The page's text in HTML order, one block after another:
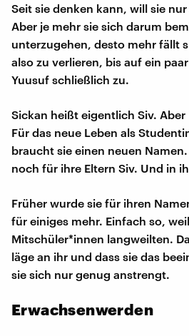
Seit sie denken kann, will sie
Aber je mehr sie sich darum
unterzugehen, desto mehr fällt
also zu verlieren, bis auf ein
Yuusuf schließlich zu.
Sickan heißt eigentlich Siv.
Für das neue Leben als
braucht sie einen neuen
noch für ihre Eltern Siv. Und in
Früher wurde sie für ihren
für einiges mehr. Einfach so,
Mitschüler*innen langweilten.
läge an ihr und dass sie das
sie sich nur genug anstrengt.
Erwachsenwerden